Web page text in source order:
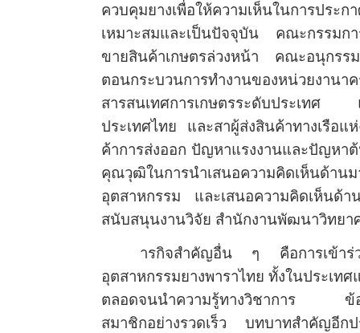
ควบคุมยางเพื่อให้ความเห็นในการปร
เหมาะสมและเป็นปัจจุบัน คณะกรรมก
ขายสินค้าเกษตรล่วงหน้า คณะอนุกรร
ตอนกระบวนการทำงานของหน่วยง
สารสนเทศการเกษตรระดับประเทศ
ประเทศไทย และสาผู้ส่งสินค้าทางเรือแ
ค้าการส่งออก ปัญหาแรงงานและปัญหา
คุณวุฒิในการนำเสนอความคิดเห็นด้าน
อุตสาหกรรม และเสนอความคิดเห็นด้า
สนับสนุนงานวิจัย สำนักงานพัฒนาวิทยา
ารกิจสำคัญอื่น ๆ คือการเข้าร่
อุตสาหกรรมยางพาราไทย ทั้งในประเทศ
ตลอดจนนำความรู้ทางวิชาการ ข้อมู
สมาชิกอย่างรวดเร็ว บทบาทสำคัญอีก